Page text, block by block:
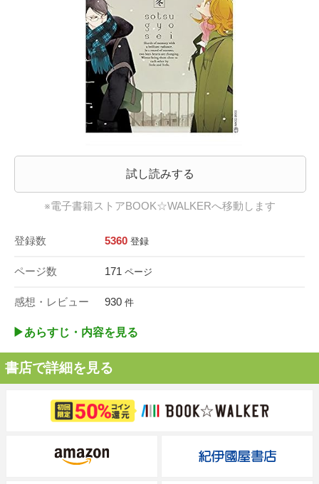
試し読みする
※電子書籍ストアBOOK☆WALKERへ移動します
登録数 5360 登録
ページ数 171 ページ
感想・レビュー 930 件
▶︎あらすじ・内容を見る
書店で詳細を見る